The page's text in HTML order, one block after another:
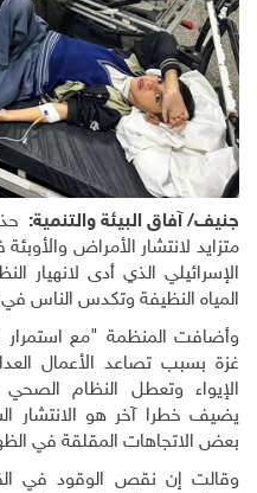
جنيف/ آفاق البيئة والتنمية:
متزايد لانتشار الأمراض
الإسرائيلي الذي أدى
المياه النظيفة وتكدس الناس في
وأضافت المنظمة "مع استمرار
غزة بسبب تصاعد الأعمال
الإيواء وتعطل النظام
يضيف خطرا آخر هو الانتشار
بعض الاتجاهات المقلقة في
وقالت إن نقص الوقود في